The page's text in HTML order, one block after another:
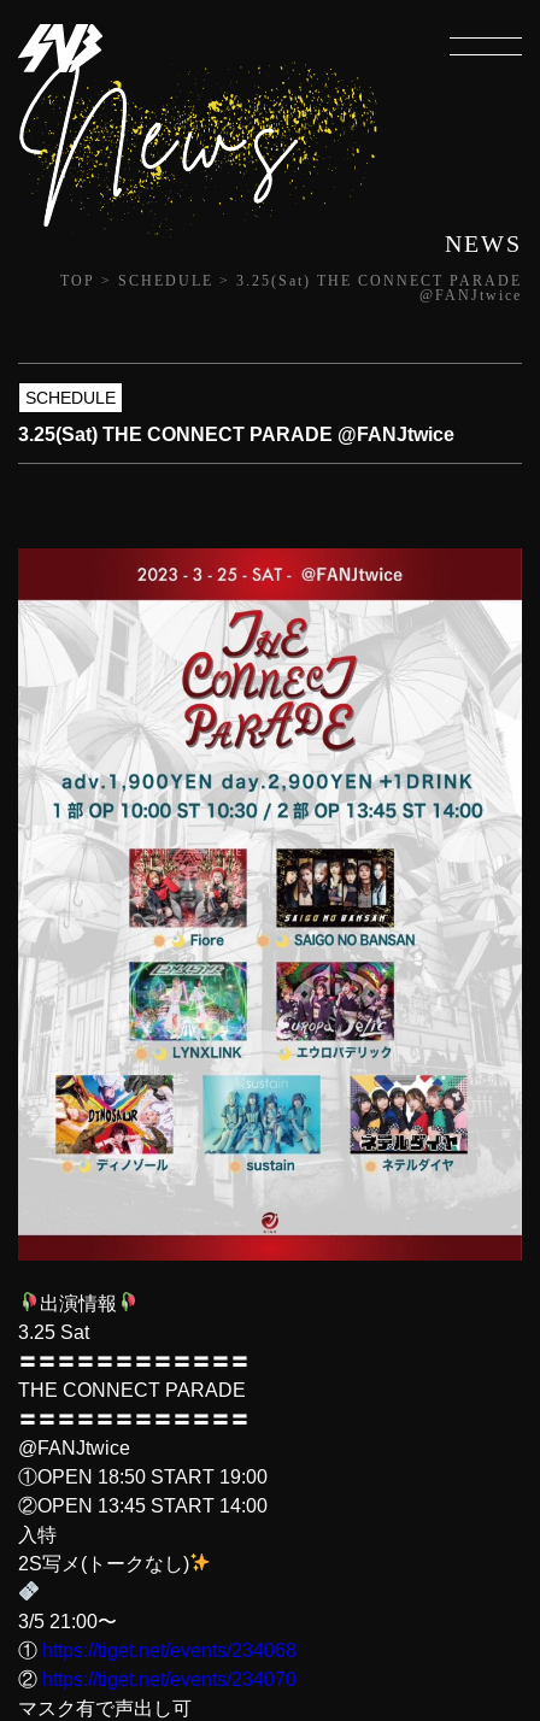
NEWS
TOP > SCHEDULE > 3.25(Sat) THE CONNECT PARADE
@FANJtwice
SCHEDULE
3.25(Sat) THE CONNECT PARADE @FANJtwice
出演情報
3.25 Sat
〓〓〓〓〓〓〓〓〓〓〓〓
THE CONNECT PARADE
〓〓〓〓〓〓〓〓〓〓〓〓
@FANJtwice
①OPEN 18:50 START 19:00
②OPEN 13:45 START 14:00
入特
2S写メ(トークなし)
3/5 21:00〜
① https://tiget.net/events/234068
② https://tiget.net/events/234070
マスク有で声出し可